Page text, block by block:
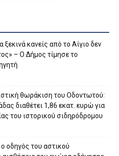
κανείς από το Αίγιο δεν
– O Δήμος τίμησε το
θωράκιση του Οδοντωτού:
διαθέτει 1,86 εκατ. ευρώ για
του ιστορικού σιδηρόδρομου
οδηγός του αστικού